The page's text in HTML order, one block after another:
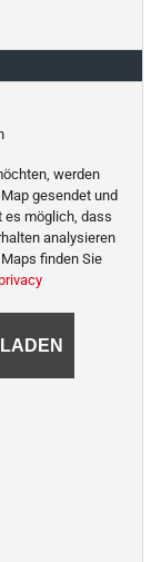
werden
gesendet und
es möglich, dass
analysieren
finden Sie